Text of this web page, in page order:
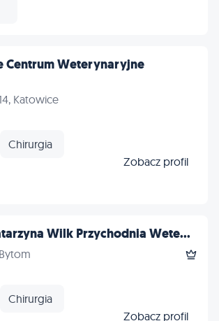
Centrum Weterynaryjne
Katowice
Chirurgia
Zobacz profil
Wilk Przychodnia Wete...
Chirurgia
Zobacz profil